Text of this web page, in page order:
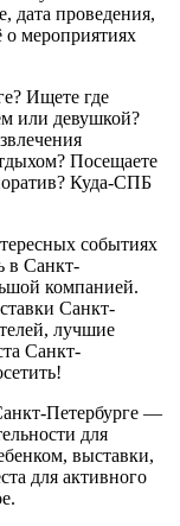
дата проведения,
мероприятиях
Ищете где
или девушкой?
Посещаете
Куда-СПБ
событиях
в Санкт-
компанией.
Санкт-
лучшие
Санкт-
Петербурге —
для
выставки,
для активного